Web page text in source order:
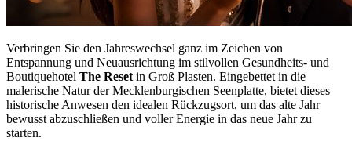
Verbringen Sie den Jahreswechsel ganz im Zeichen von
Entspannung und Neuausrichtung im stilvollen Gesundheits- und
Boutiquehotel The Reset in Groß Plasten. Eingebettet in die
malerische Natur der Mecklenburgischen Seenplatte, bietet dieses
historische Anwesen den idealen Rückzugsort, um das alte Jahr
bewusst abzuschließen und voller Energie in das neue Jahr zu
starten.